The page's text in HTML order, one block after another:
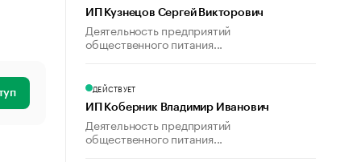
ИП Кузнецов Сергей Викторович
Деятельность предприятий
общественного питания...
ДЕЙСТВУЕТ
ИП Коберник Владимир Иванович
Деятельность предприятий
общественного питания...